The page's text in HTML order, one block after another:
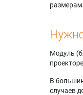
Модуль
В
случаев